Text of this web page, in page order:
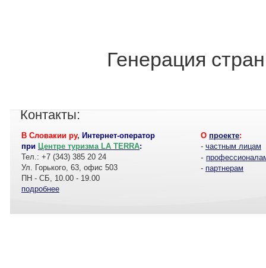
Генерация
Контакты:
В Словакии ру, Интернет-оператор
при Центре туризма LA TERRA:
Тел.: +7 (343) 385 20 24
Ул. Горького, 63, офис 503
ПН - СБ, 10.00 - 19.00
подробнее
О проекте:
- частным лицам
-
- партнерам